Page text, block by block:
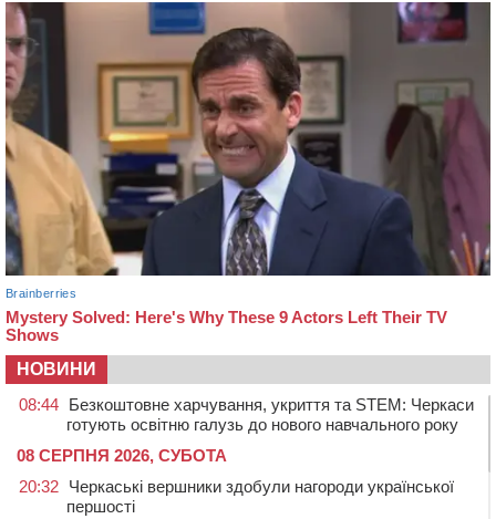
НОВИНИ
08:44 Безкоштовне харчування, укриття та STEM: Черкаси
готують освітню галузь до нового навчального року
08 СЕРПНЯ 2026, СУБОТА
20:32 Черкаські вершники здобули нагороди української
першості